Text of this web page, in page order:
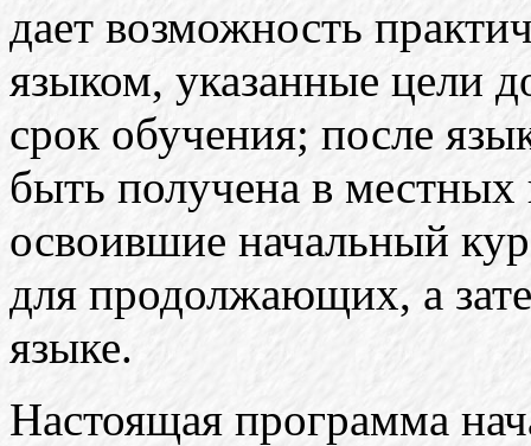
дает возможность
языком, указанные цели
срок обучения; после
быть получена в местных
освоившие начальный
для продолжающих, а
языке.
Настоящая программа